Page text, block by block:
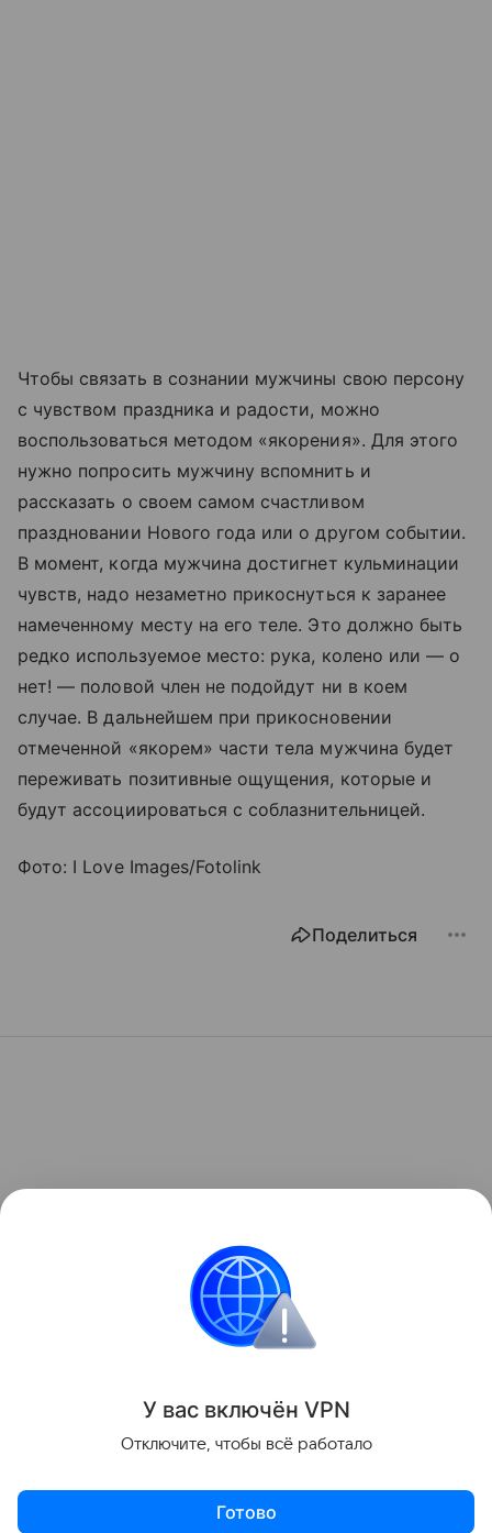
Чтобы связать в сознании мужчины свою персону
с чувством праздника и радости, можно
воспользоваться методом «якорения». Для этого
нужно попросить мужчину вспомнить и
рассказать о своем самом счастливом
праздновании Нового года или о другом событии.
В момент, когда мужчина достигнет кульминации
чувств, надо незаметно прикоснуться к заранее
намеченному месту на его теле. Это должно быть
редко используемое место: рука, колено или — о
нет! — половой член не подойдут ни в коем
случае. В дальнейшем при прикосновении
отмеченной «якорем» части тела мужчина будет
переживать позитивные ощущения, которые и
будут ассоциироваться с соблазнительницей.
Фото: I Love Images/Fotolink
Поделиться
У вас включён VPN
Отключите, чтобы всё работало
Готово